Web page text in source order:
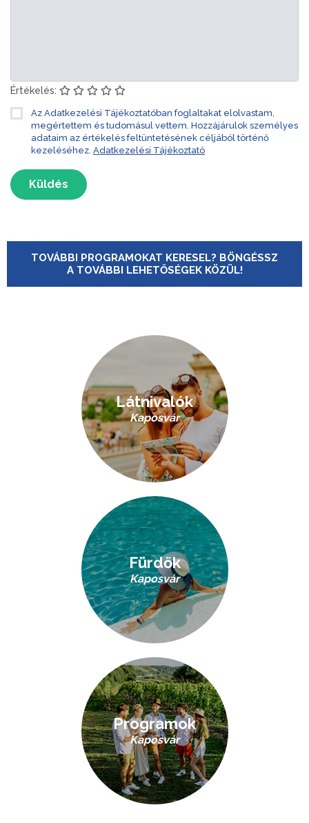
Értékelés:
Az Adatkezelési Tájékoztatóban foglaltakat elolvastam,
megértettem és tudomásul vettem. Hozzájárulok személyes
adataim az értékelés feltüntetésének céljából történő
kezeléséhez. Adatkezelési Tájékoztató
Küldés
TOVÁBBI PROGRAMOKAT KERESEL? BÖNGÉSSZ
A TOVÁBBI LEHETŐSÉGEK KÖZÜL!
Látnivalók
Kaposvár
Fürdők
Kaposvár
Programok
Kaposvár